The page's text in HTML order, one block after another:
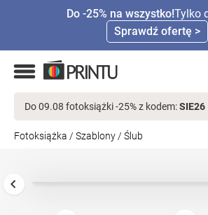
Do -25% na wszystko!Tylko
Sprawdź ofertę >
Do 09.08 fotoksiążki -25% z kodem:SIE26
Fotoksiążka / Szablony / Ślub